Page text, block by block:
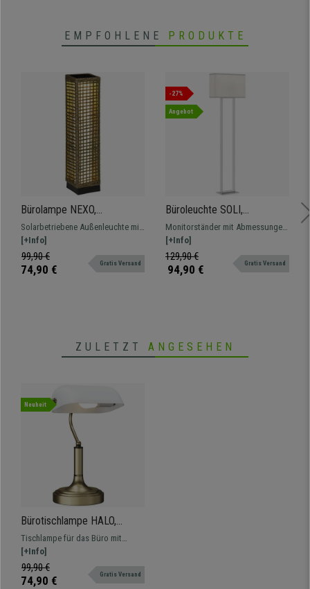
EMPFOHLENE PRODUKTE
Bürolampe NEXO,
Solarlampe mit
Rattangeflecht, Höhe 69 cm,
Farbe Braun
Solarbetriebene Außenleuchte mit
einem Solarpanel, das sich
tagsüber auflädt
[+Info]
99,90 €
74,90 € Gratis Versand
-27%
Angebot
Büroleuchte SOLI,
einstellbare Helligkeit und
Fußschalter, Weiß
Monitorständer mit Abmessungen
43x33x13 cm, höhenverstellbar
[+Info]
129,90 €
94,90 € Gratis Versand
ZULETZT ANGESEHEN
Neuheit
Bürotischlampe HALO,
Vintage-Design,
verstellbarer Lampenschirm,
Metall und Acryl, Farbe Weiß
Tischlampe für das Büro mit
verstellbarem Lampenschirm und
raffiniertem Vintage-Design
[+Info]
99,90 €
74,90 € Gratis Versand